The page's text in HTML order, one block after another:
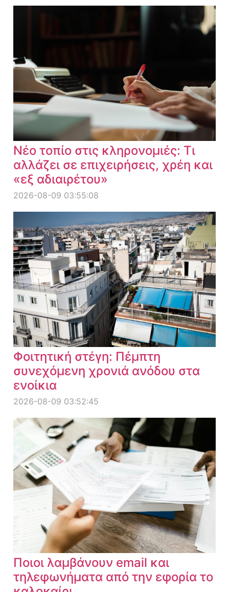
Νέο τοπίο στις κληρονομιές: Τι
αλλάζει σε επιχειρήσεις, χρέη και
«εξ αδιαιρέτου»
2026-08-09 03:55:08
Φοιτητική στέγη: Πέμπτη
συνεχόμενη χρονιά ανόδου στα
ενοίκια
2026-08-09 03:52:45
Ποιοι λαμβάνουν email και
τηλεφωνήματα από την εφορία το